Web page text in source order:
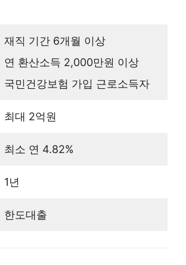
재직 기간 6개월 이상
연 환산소득 2,000만원 이상
국민건강보험 가입 근로소득자
최대 2억원
최소 연 4.82%
1년
한도대출